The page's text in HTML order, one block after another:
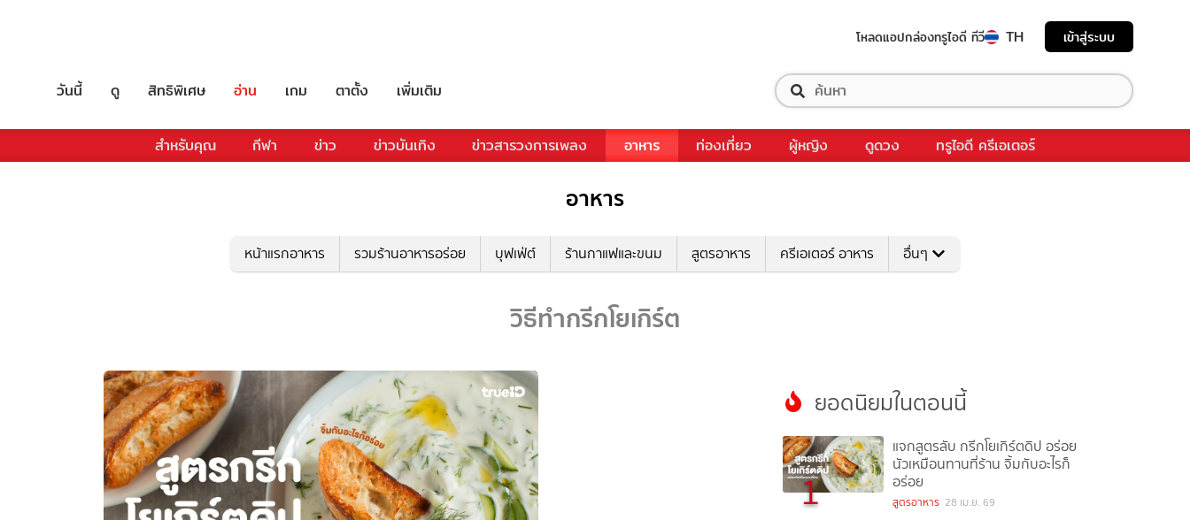
โหลดแอปกล่องทรูไอดี ทีวี TH เข้าสู่ระบบ
วันนี้ ดู สิทธิพิเศษ อ่าน เกม ตาตั้ง เพิ่มเติม
สำหรับคุณ กีฬา ข่าว ข่าวบันเทิง ข่าวสารวงการเพลง อาหาร ท่องเที่ยว ผู้หญิง ดูดวง ทรูไอดี ครีเอเตอร์
อาหาร
หน้าแรกอาหาร รวมร้านอาหารอร่อย บุฟเฟ่ต์ ร้านกาแฟและขนม สูตรอาหาร ครีเอเตอร์ อาหาร อื่นๆ
วิธีทำกรีกโยเกิร์ต
ยอดนิยมในตอนนี้
1
แจกสูตรลับ กรีกโยเกิร์ตดิป อร่อย
นัวเหมือนทานที่ร้าน จิ้มกับอะไรก็
อร่อย
สูตรอาหาร 28 เม.ย. 69